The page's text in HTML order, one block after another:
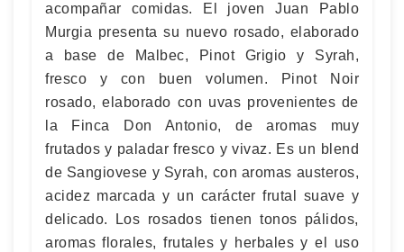
acompañar comidas. El joven Juan Pablo
Murgia presenta su nuevo rosado, elaborado
a base de Malbec, Pinot Grigio y Syrah,
fresco y con buen volumen. Pinot Noir
rosado, elaborado con uvas provenientes de
la Finca Don Antonio, de aromas muy
frutados y paladar fresco y vivaz. Es un blend
de Sangiovese y Syrah, con aromas austeros,
acidez marcada y un carácter frutal suave y
delicado. Los rosados tienen tonos pálidos,
aromas florales, frutales y herbales y el uso